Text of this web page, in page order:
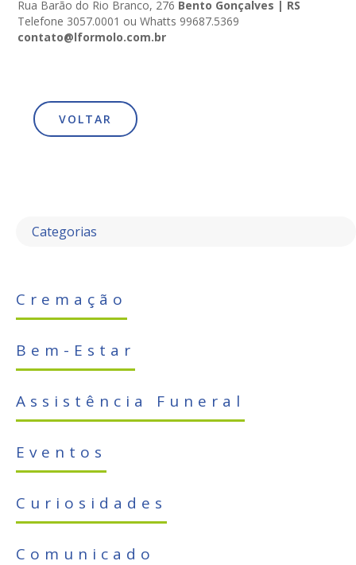
Rua Barão do Rio Branco, 276 Bento Gonçalves | RS
Telefone 3057.0001 ou Whatts 99687.5369
contato@lformolo.com.br
VOLTAR
Categorias
Cremação
Bem-Estar
Assistência Funeral
Eventos
Curiosidades
Comunicado